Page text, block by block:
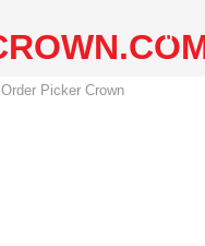
0
Order Picker Crown